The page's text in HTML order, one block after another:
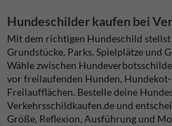
Hundeschilder kaufen bei
Mit dem richtigen Hundeschild
Grundstücke, Parks, Spielplätze und
Wähle zwischen
vor freilaufenden Hunden,
Freilaufflächen. Bestelle deine
Verkehrsschildkaufen.de und
Größe, Reflexion, Ausführung und